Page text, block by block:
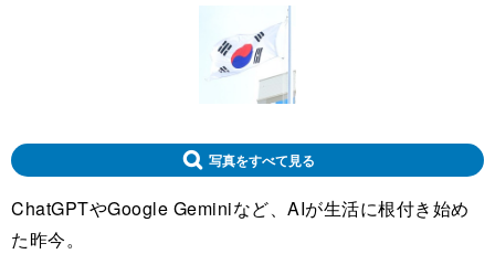
写真をすべて見る
ChatGPTやGoogle Geminiなど、AIが生活に根付き始め
た昨今。